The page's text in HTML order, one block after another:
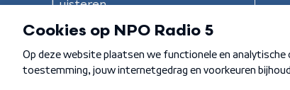
Luisteren
Algemene voorwaarden Privacybeleid